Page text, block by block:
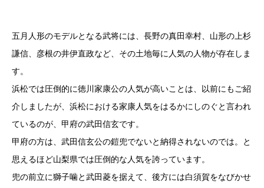
五月人形のモデルとなる武将には、長野の真田幸村、山形の上杉
謙信、彦根の井伊直政など、その土地毎に人気の人物が存在しま
す。
浜松では圧倒的に徳川家康公の人気が高いことは、以前にもご紹
介しましたが、浜松における家康人気をはるかにしのぐと言われ
ているのが、甲府の武田信玄です。
甲府の方は、武田信玄公の鎧兜でないと納得されないのでは。と
思えるほど山梨県では圧倒的な人気を誇っています。
兜の前立に獅子噛と武田菱を据えて、後方には白須賀をなびかせ